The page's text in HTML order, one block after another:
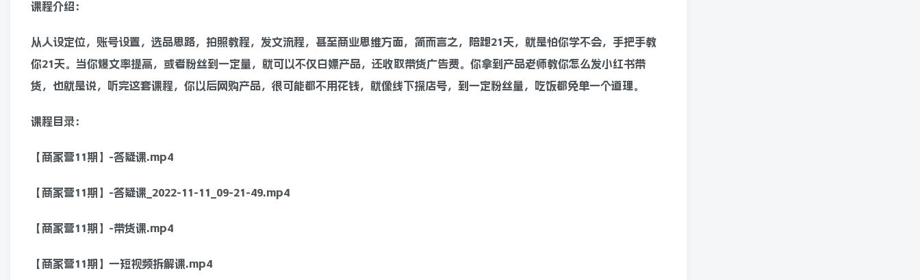
课程介绍：
从人设定位，账号设置，选品思路，拍照教程，发文流程，甚至商业思维方面，简而言之，陪跑21天，就是怕你学不会，手把手教
你21天。当你爆文率提高，或者粉丝到一定量，就可以不仅白嫖产品，还收取带货广告费。你拿到产品老师教你怎么发小红书带
货，也就是说，听完这套课程，你以后网购产品，很可能都不用花钱，就像线下探店号，到一定粉丝量，吃饭都免单一个道理。
课程目录：
【商家营11期】-答疑课.mp4
【商家营11期】-答疑课_2022-11-11_09-21-49.mp4
【商家营11期】-带货课.mp4
【商家营11期】一短视频拆解课.mp4